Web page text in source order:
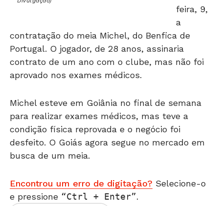
a
contratação do meia Michel, do Benfica de
Portugal. O jogador, de 28 anos, assinaria
contrato de um ano com o clube, mas não foi
aprovado nos exames médicos.
para realizar exames médicos, mas teve a
condição física reprovada e o negócio foi
desfeito. O Goiás agora segue no mercado em
busca de um meia.
e pressione Ctrl + Enter .